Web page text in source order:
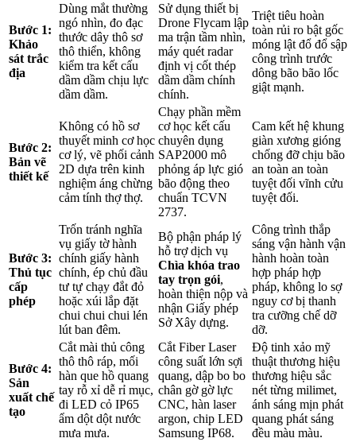
Bước 1:
Khảo
sát trắc
địa
Dùng mắt thường
ngó nhìn, đo đạc
thước dây thô sơ
thô thiển, không
kiểm tra kết cấu
dầm dầm chịu lực
dầm dầm.
Sử dụng thiết bị
Drone Flycam lập
ma trận tầm nhìn,
máy quét radar
định vị cốt thép
dầm dầm chính
chính.
Triệt tiêu hoàn
toàn rủi ro bật gốc
móng lật đổ đổ sập
công trình trước
dông bão bão lốc
giật mạnh.
Bước 2:
Bản vẽ
thiết kế
Không có hồ sơ
thuyết minh cơ học
cơ lý, vẽ phối cảnh
2D dựa trên kinh
nghiệm áng chừng
cảm tính thợ thợ.
Chạy phần mềm
cơ học kết cấu
chuyên dụng
SAP2000 mô
phỏng áp lực gió
bão động theo
chuẩn TCVN
2737.
Cam kết hệ khung
giàn xương gióng
chống đỡ chịu bão
an toàn an toàn
tuyệt đối vĩnh cửu
tuyệt đối.
Bước 3:
Thủ tục
cấp
phép
Trốn tránh nghĩa
vụ giấy tờ hành
chính giấy hành
chính, ép chủ đầu
tư tự chạy đắt đỏ
hoặc xúi lắp đặt
chui chui chui lén
lút ban đêm.
Bộ phận pháp lý
hỗ trợ dịch vụ
Chìa khóa trao
tay trọn gói,
hoàn thiện nộp và
nhận Giấy phép
Sở Xây dựng.
Công trình thắp
sáng vận hành vận
hành hoàn toàn
hợp pháp hợp
pháp, không lo sợ
nguy cơ bị thanh
tra cưỡng chế dỡ
dỡ.
Bước 4:
Sản
xuất chế
tạo
Cắt mài thủ công
thô thô ráp, mối
hàn que hồ quang
tay rỗ xỉ dễ rỉ mục,
đi LED cỏ IP65
ẩm dột dột nước
mưa mưa.
Cắt Fiber Laser
công suất lớn sợi
quang, dập bo bo
chân gờ gờ lực
CNC, hàn laser
argon, chip LED
Samsung IP68.
Độ tinh xảo mỹ
thuật thương hiệu
thương hiệu sắc
nét từng milimet,
ánh sáng mịn phát
quang phát sáng
đều màu màu.